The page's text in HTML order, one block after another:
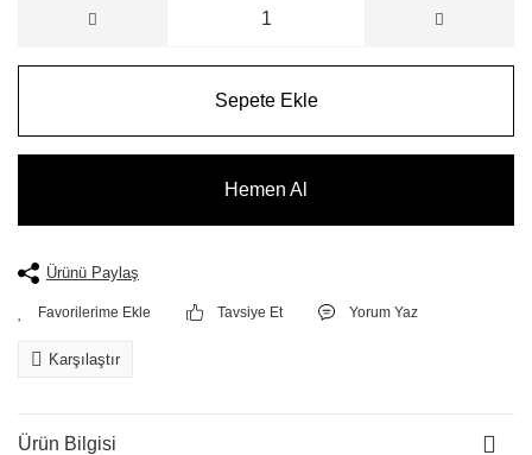
Sepete Ekle
Hemen Al
Ürünü Paylaş
Tavsiye Et Yorum Yaz
Karşılaştır
Ürün Bilgisi